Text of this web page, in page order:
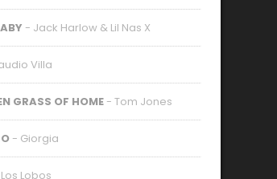
- Jack Harlow & Lil Nas X
Villa
GRASS OF HOME - Tom Jones
- Giorgia
Lobos